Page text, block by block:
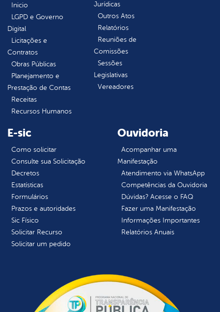
Inicio
LGPD e Governo
Digital
Licitações e
Contratos
Obras Públicas
Planejamento e
Prestação de Contas
Receitas
Recursos Humanos
Jurídicas
Outros Atos
Relatórios
Reuniões de
Comissões
Sessões
Legislativas
Vereadores
E-sic
Como solicitar
Consulte sua Solicitação
Decretos
Estatísticas
Formulários
Prazos e autoridades
Sic Físico
Solicitar Recurso
Solicitar um pedido
Ouvidoria
Acompanhar uma
Manifestação
Atendimento via WhatsApp
Competências da Ouvidoria
Dúvidas? Acesse o FAQ
Fazer uma Manifestação
Informações Importantes
Relatórios Anuais